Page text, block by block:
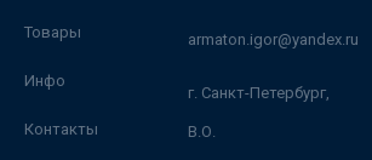
Товары
Инфо
Контакты
armaton.igor@yandex.ru
г. Санкт-Петербург,
В.О.